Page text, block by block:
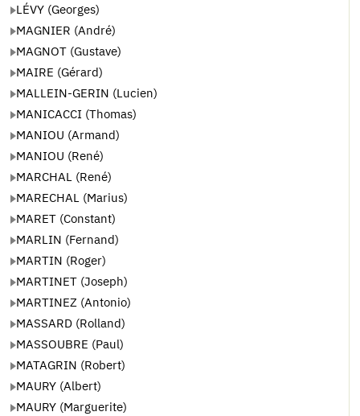
LÉVY (Georges)
MAGNIER (André)
MAGNOT (Gustave)
MAIRE (Gérard)
MALLEIN-GERIN (Lucien)
MANICACCI (Thomas)
MANIOU (Armand)
MANIOU (René)
MARCHAL (René)
MARECHAL (Marius)
MARET (Constant)
MARLIN (Fernand)
MARTIN (Roger)
MARTINET (Joseph)
MARTINEZ (Antonio)
MASSARD (Rolland)
MASSOUBRE (Paul)
MATAGRIN (Robert)
MAURY (Albert)
MAURY (Marguerite)